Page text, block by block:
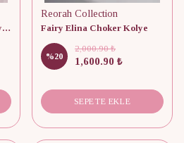
Swan Princess Odette Kolye, Yüzük, Bileklik Set
Reorah Collection
Fairy Elina Choker Kolye
%20
2,000.90 ₺
1,600.90 ₺
SEPETE EKLE